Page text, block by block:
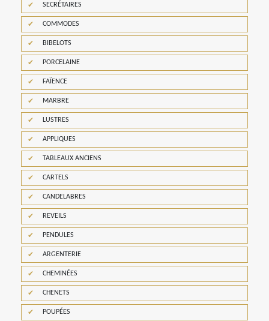
SECRÉTAIRES
COMMODES
BIBELOTS
PORCELAINE
FAÏENCE
MARBRE
LUSTRES
APPLIQUES
TABLEAUX ANCIENS
CARTELS
CANDELABRES
REVEILS
PENDULES
ARGENTERIE
CHEMINÉES
CHENETS
POUPÉES